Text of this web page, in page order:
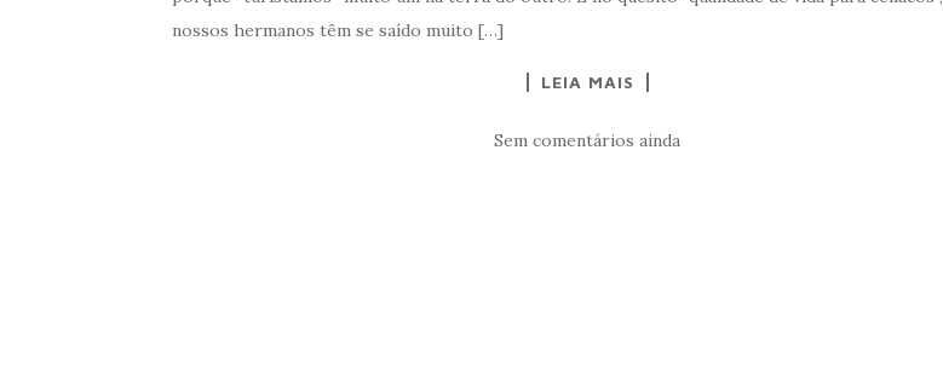
nossos hermanos têm se saído muito […]
LEIA MAIS
Sem comentários ainda